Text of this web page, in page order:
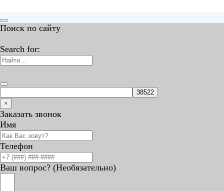
Поиск по сайту
Search for:
×
Заказать звонок
Имя
Телефон
Ваш вопрос? (Необязательно)